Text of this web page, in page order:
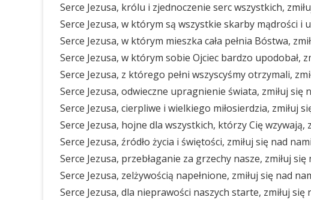
Serce Jezusa, królu i zjednoczenie serc wszystkich,
Serce Jezusa, w którym są wszystkie skarby mądrości i
Serce Jezusa, w którym mieszka cała pełnia Bóstwa,
Serce Jezusa, w którym sobie Ojciec bardzo upodobał,
Serce Jezusa, z którego pełni wszyscyśmy otrzymali,
Serce Jezusa, odwieczne upragnienie świata, zmiłuj się
Serce Jezusa, cierpliwe i wielkiego miłosierdzia, zmiłuj
Serce Jezusa, hojne dla wszystkich, którzy Cię wzywają,
Serce Jezusa, źródło życia i świętości, zmiłuj się nad
Serce Jezusa, przebłaganie za grzechy nasze, zmiłuj się
Serce Jezusa, zelżywością napełnione, zmiłuj się nad
Serce Jezusa, dla nieprawości naszych starte, zmiłuj się